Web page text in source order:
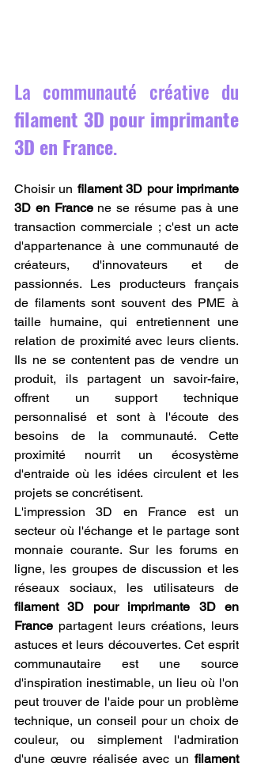
filament 3D pour imprimante
3D en France.
Choisir un filament 3D pour imprimante
3D en France ne se résume pas à une
transaction commerciale ; c'est un acte
d'appartenance à une communauté de
créateurs, d'innovateurs et de
passionnés. Les producteurs français
de filaments sont souvent des PME à
taille humaine, qui entretiennent une
relation de proximité avec leurs clients.
Ils ne se contentent pas de vendre un
produit, ils partagent un savoir-faire,
offrent un support technique
personnalisé et sont à l'écoute des
besoins de la communauté. Cette
proximité nourrit un écosystème
d'entraide où les idées circulent et les
projets se concrétisent.
L'impression 3D en France est un
secteur où l'échange et le partage sont
monnaie courante. Sur les forums en
ligne, les groupes de discussion et les
filament 3D pour imprimante 3D en
France partagent leurs créations, leurs
astuces et leurs découvertes. Cet esprit
communautaire est une source
d'inspiration inestimable, un lieu où l'on
peut trouver de l'aide pour un problème
technique, un conseil pour un choix de
couleur, ou simplement l'admiration
d'une œuvre réalisée avec un filament